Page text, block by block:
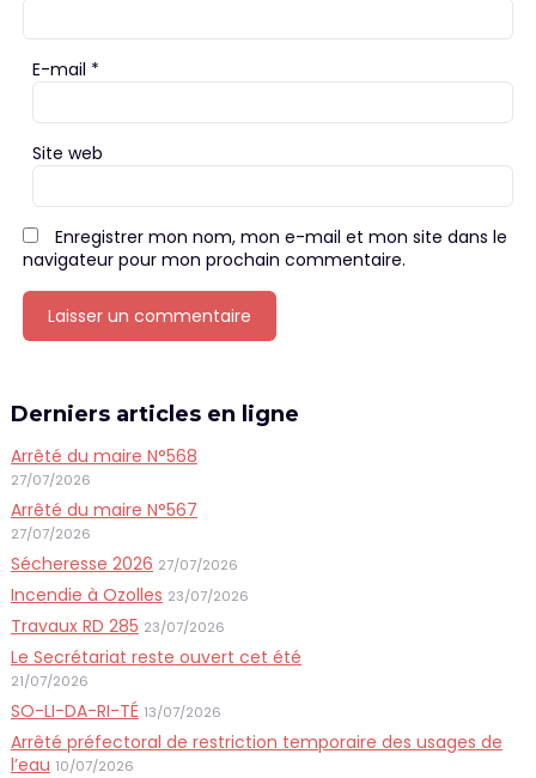
E-mail *
Site web
Enregistrer mon nom, mon e-mail et mon site dans le
navigateur pour mon prochain commentaire.
Derniers articles en ligne
Arrêté du maire N°568
27/07/2026
Arrêté du maire N°567
27/07/2026
Sécheresse 2026 27/07/2026
Incendie à Ozolles 23/07/2026
Travaux RD 285 23/07/2026
Le Secrétariat reste ouvert cet été
21/07/2026
SO-LI-DA-RI-TÉ 13/07/2026
Arrêté préfectoral de restriction temporaire des usages de
l’eau 10/07/2026